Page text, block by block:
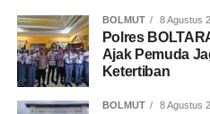
BOLMUT 8 Agustus
Polres
Ajak Pemuda
Ketertiban
BOLMUT 8 Agustus